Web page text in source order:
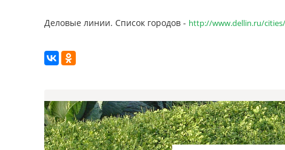
Деловые линии. Список городов - http://www.dellin.ru/cities/